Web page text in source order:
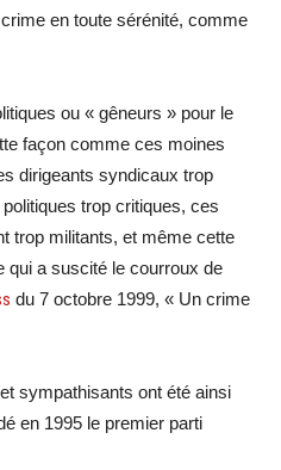
en toute sérénité, comme
ou « gêneurs » pour le
façon comme ces moines
dirigeants syndicaux trop
trop critiques, ces
trop militants, et même cette
qui a suscité le courroux de
du 7 octobre 1999, « Un crime
sympathisants ont été ainsi
en 1995 le premier parti